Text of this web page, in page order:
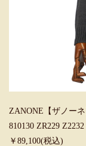
ZANONE【ザノー
810130 ZR229
￥89,100(税込)